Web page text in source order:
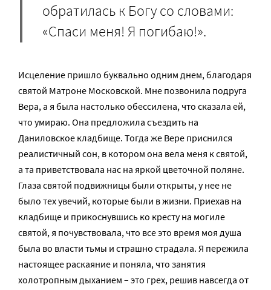
обратилась к Богу со словами:
«Спаси меня! Я погибаю!».
Исцеление пришло буквально одним днем, благодаря
святой Матроне Московской. Мне позвонила подруга
Вера, а я была настолько обессилена, что сказала ей,
что умираю. Она предложила съездить на
Даниловское кладбище. Тогда же Вере приснился
реалистичный сон, в котором она вела меня к святой,
а та приветствовала нас на яркой цветочной поляне.
Глаза святой подвижницы были открыты, у нее не
было тех увечий, которые были в жизни. Приехав на
кладбище и прикоснувшись ко кресту на могиле
святой, я почувствовала, что все это время моя душа
была во власти тьмы и страшно страдала. Я пережила
настоящее раскаяние и поняла, что занятия
холотропным дыханием – это грех, решив навсегда от